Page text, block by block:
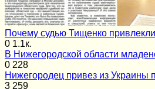
Почему судью Тищенко
0 1.1к.
В Нижегородской области
0 228
Нижегородец привез из Украины
3 259